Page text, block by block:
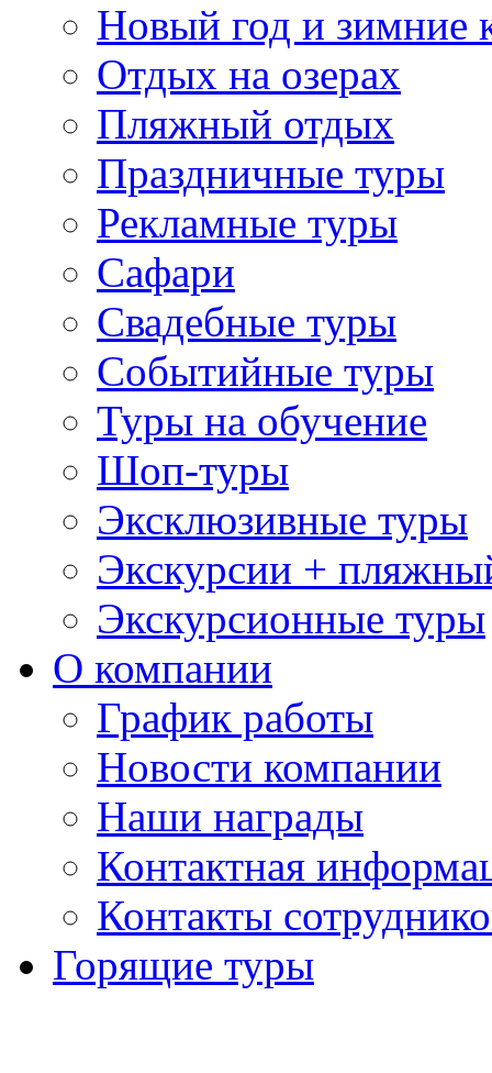
Новый год и зимние
Отдых на озерах
Пляжный отдых
Праздничные туры
Рекламные туры
Сафари
Свадебные туры
Событийные туры
Туры на обучение
Шоп-туры
Эксклюзивные туры
Экскурсии +
Экскурсионные туры
О компании
График работы
Новости компании
Наши награды
Контактная
Контакты
Горящие туры